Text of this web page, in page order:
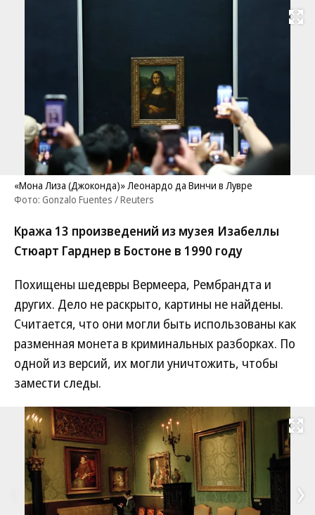
Развернуть
«Мона Лиза (Джоконда)» Леонардо да Винчи в Лувре
Фото: Gonzalo Fuentes / Reuters
Кража 13 произведений из музея Изабеллы
Стюарт Гарднер в Бостоне в 1990 году
Похищены шедевры Вермеера, Рембрандта и
других. Дело не раскрыто, картины не найдены.
Считается, что они могли быть использованы как
разменная монета в криминальных разборках. По
одной из версий, их могли уничтожить, чтобы
замести следы.
Развернуть